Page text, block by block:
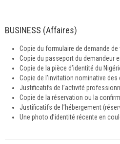
BUSINESS (Affaires)
Copie du formulaire de demande
Copie du passeport du demandeur
Copie de la pièce d’identité du
Copie de l’invitation nominative
Justificatifs de l’activité
Copie de la réservation ou la
Justificatifs de l’hébergement
Une photo d’identité récente en